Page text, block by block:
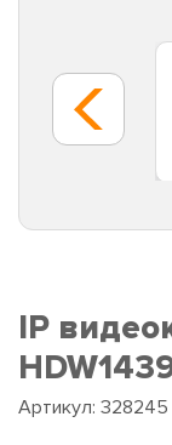
IP
Артикул: 328245